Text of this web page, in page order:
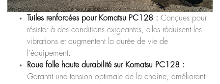
Tuiles renforcées pour Komatsu PC128 : Conçues pour
résister à des conditions exigeantes, elles réduisent les
vibrations et augmentent la durée de vie de
l’équipement.
Roue folle haute durabilité sur Komatsu PC128 :
Garantit une tension optimale de la chaîne, améliorant